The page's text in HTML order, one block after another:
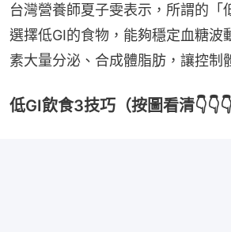
台灣營養師夏子雯表示，所謂的「
選擇低GI的食物，能夠穩定血糖波
素大量分泌、合成體脂肪，讓控制
低GI飲食3技巧（按圖看清👇👇👇